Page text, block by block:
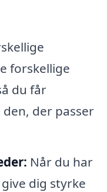
forskellige
du får
der passer
Når du har
dig styrke